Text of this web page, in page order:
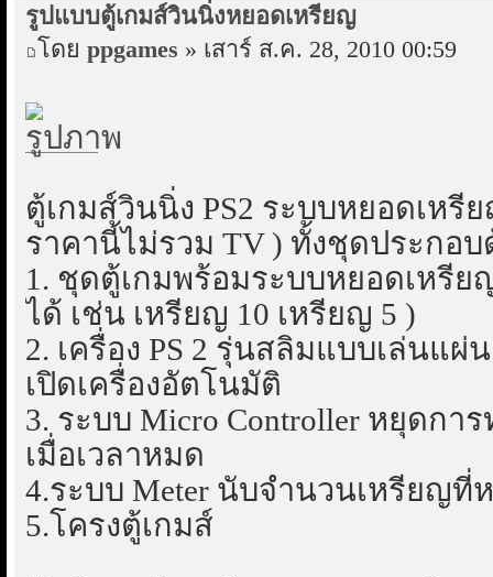
รูปแบบตู้เกมส์วินนิ่งหยอดเหรียญ
โดย ppgames » เสาร์ ส.ค. 28, 2010 00:59
ตู้เกมส์วินนิ่ง PS2 ระบบหยอดเหรี
ราคานี้ไม่รวม TV ) ทั้งชุดประกอบ
1. ชุดตู้เกมพร้อมระบบหยอดเหรี
ได้ เช่น เหรียญ 10 เหรียญ 5 )
2. เครื่อง PS 2 รุ่นสลิมแบบเล่นแ
เปิดเครื่องอัตโนมัติ
3. ระบบ Micro Controller หยุดก
เมื่อเวลาหมด
4.ระบบ Meter นับจำนวนเหรียญที่
5.โครงตู้เกมส์